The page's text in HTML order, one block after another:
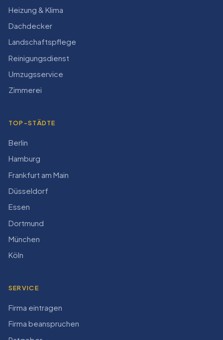
Heizung & Klima
Dachdecker
Landschaftspflege
Reinigungsdienst
Umzugsservice
Zimmerei
TOP-STÄDTE
Berlin
Hamburg
Frankfurt am Main
Düsseldorf
Essen
Dortmund
München
Köln
SERVICE
Firma eintragen
Firma beanspruchen